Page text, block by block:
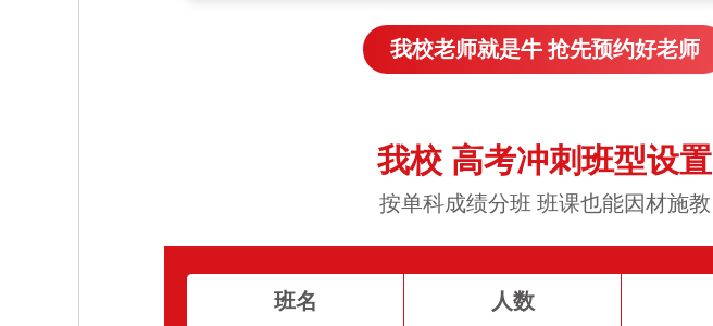
我校老师就是牛 抢先预约好老师
我校 高考冲刺班型设置
按单科成绩分班 班课也能因材施教
班名 人数